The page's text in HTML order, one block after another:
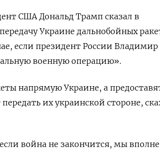
США Дональд Трамп сказал в
Украине дальнобойных
если президент России
военную операцию».
напрямую Украине, а
их украинской стороне,
война не закончится, мы вполне